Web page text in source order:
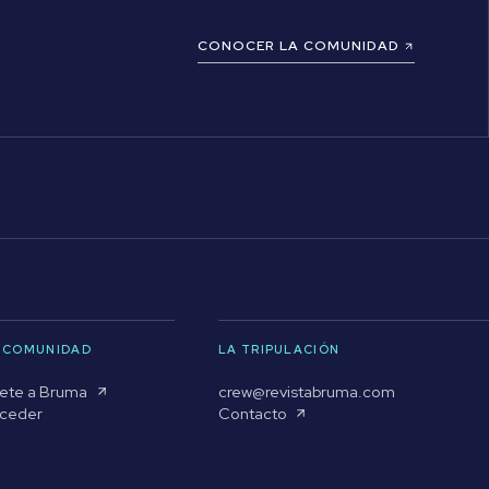
CONOCER LA COMUNIDAD
a Bruma
LA TRIPULACIÓN
crew@revistabruma.com
Contacto